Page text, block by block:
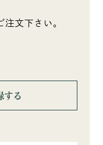
文下さい。
する